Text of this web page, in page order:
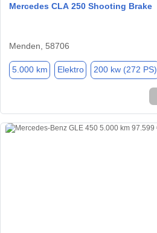
Mercedes CLA 250 Shooting Brake
Menden, 58706
5.000 km Elektro 200 kw (272 PS)